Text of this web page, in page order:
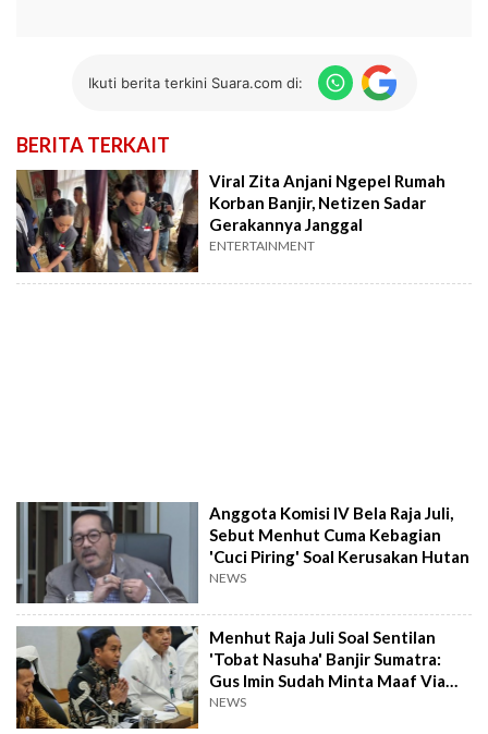
Ikuti berita terkini Suara.com di:
BERITA TERKAIT
Viral Zita Anjani Ngepel Rumah
Korban Banjir, Netizen Sadar
Gerakannya Janggal
ENTERTAINMENT
Anggota Komisi IV Bela Raja Juli,
Sebut Menhut Cuma Kebagian
'Cuci Piring' Soal Kerusakan Hutan
NEWS
Menhut Raja Juli Soal Sentilan
'Tobat Nasuha' Banjir Sumatra:
Gus Imin Sudah Minta Maaf Via
WA
NEWS